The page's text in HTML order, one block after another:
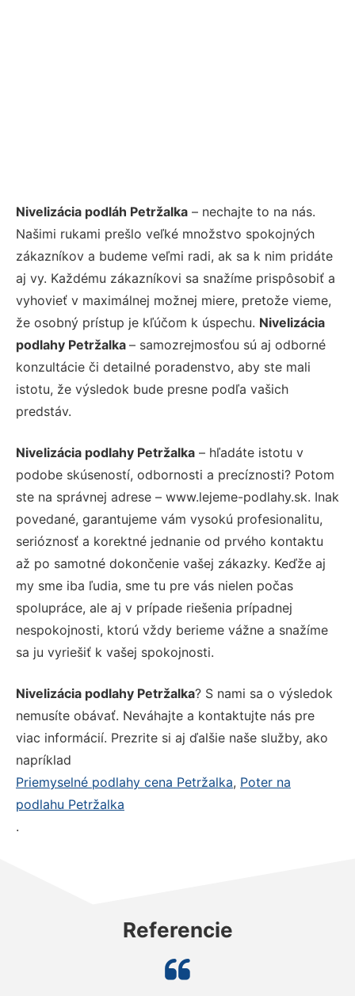
Nivelizácia podláh Petržalka – nechajte to na nás.
Našimi rukami prešlo veľké množstvo spokojných
zákazníkov a budeme veľmi radi, ak sa k nim pridáte
aj vy. Každému zákazníkovi sa snažíme prispôsobiť a
vyhovieť v maximálnej možnej miere, pretože vieme,
že osobný prístup je kľúčom k úspechu. Nivelizácia
podlahy Petržalka – samozrejmosťou sú aj odborné
konzultácie či detailné poradenstvo, aby ste mali
istotu, že výsledok bude presne podľa vašich
predstáv.
Nivelizácia podlahy Petržalka – hľadáte istotu v
podobe skúseností, odbornosti a precíznosti? Potom
ste na správnej adrese – www.lejeme-podlahy.sk. Inak
povedané, garantujeme vám vysokú profesionalitu,
serióznosť a korektné jednanie od prvého kontaktu
až po samotné dokončenie vašej zákazky. Keďže aj
my sme iba ľudia, sme tu pre vás nielen počas
spolupráce, ale aj v prípade riešenia prípadnej
nespokojnosti, ktorú vždy berieme vážne a snažíme
sa ju vyriešiť k vašej spokojnosti.
Nivelizácia podlahy Petržalka? S nami sa o výsledok
nemusíte obávať. Neváhajte a kontaktujte nás pre
viac informácií. Prezrite si aj ďalšie naše služby, ako
napríklad
Priemyselné podlahy cena Petržalka, Poter na
podlahu Petržalka
.
Referencie